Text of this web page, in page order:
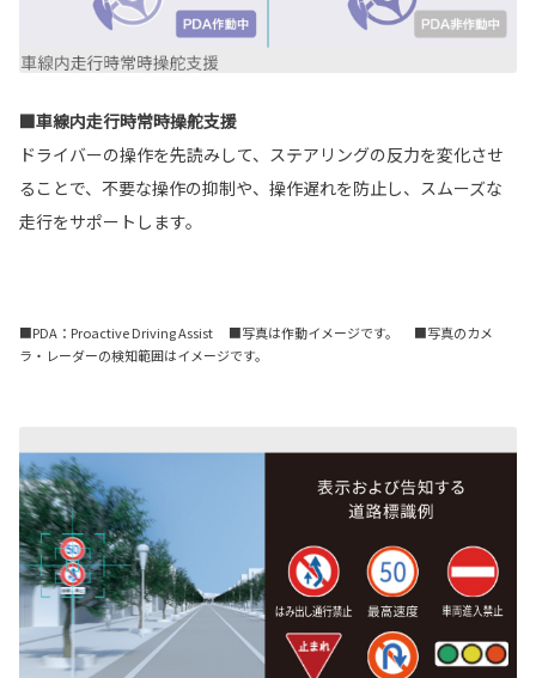
■車線内走行時常時操舵支援
ドライバーの操作を先読みして、ステアリングの反力を変化させ
ることで、不要な操作の抑制や、操作遅れを防止し、スムーズな
走行をサポートします。
■PDA：Proactive Driving Assist ■写真は作動イメージです。 ■写真のカメ
ラ・レーダーの検知範囲はイメージです。